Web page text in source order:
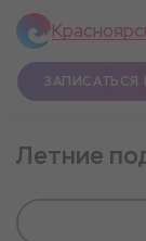
ЗАПИСАТЬСЯ
Летние